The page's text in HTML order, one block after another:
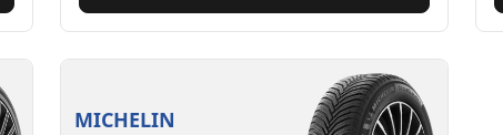
MICHELIN